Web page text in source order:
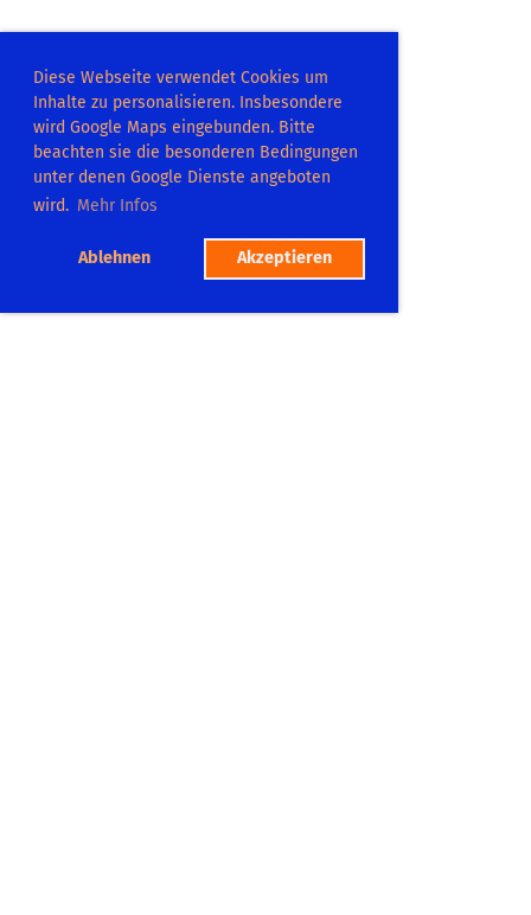
Diese Webseite verwendet Cookies um
Inhalte zu personalisieren. Insbesondere
wird Google Maps eingebunden. Bitte
beachten sie die besonderen Bedingungen
unter denen Google Dienste angeboten
wird. Mehr Infos
Ablehnen Akzeptieren